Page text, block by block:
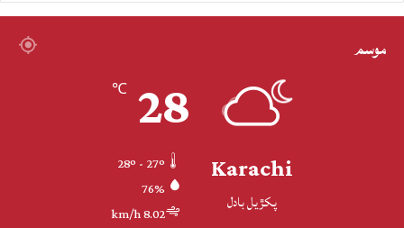
موسم
Karachi
پکڙيل بادل
28
℃
76%
8.02 km/h